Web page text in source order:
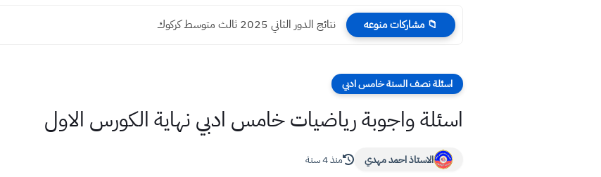
📁 مشاركات منوعه نتائج الدور الثاني 2025 ثالث متوسط كركوك
اسئلة نصف السنة خامس ادبي
اسئلة واجوبة رياضيات خامس ادبي نهاية الكورس الاول
الاستاذ احمد مهدي منذ 4 سنة